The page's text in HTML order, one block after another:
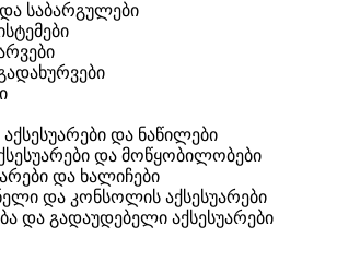
საბარგულები
და ნაწილები
და მოწყობილობები
და ხალიჩები
და კონსოლის აქსესუარები
და გადაუდებელი აქსესუარები